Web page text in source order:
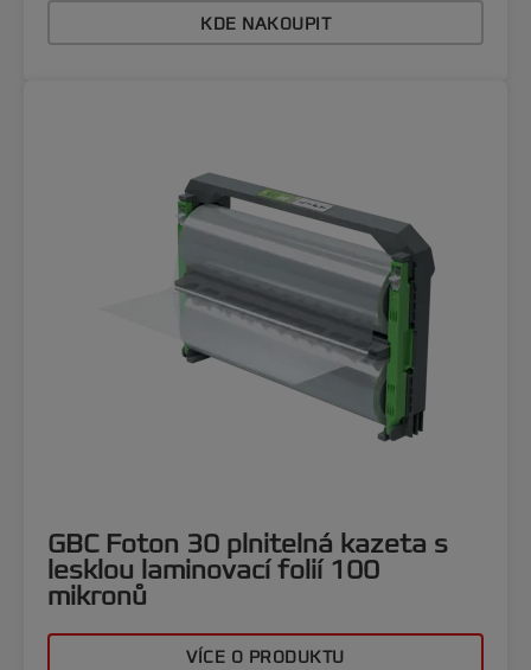
KDE NAKOUPIT
GBC Foton 30 plnitelná kazeta s
lesklou laminovací folií 100
mikronů
VÍCE O PRODUKTU